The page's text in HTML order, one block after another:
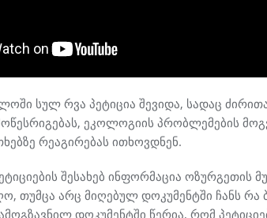
სულ რვა პეტიცია შევიდა, სადაც
ეკოლოგიის პრობლემების
რეაგირებას ითხოვდნენ.
შესახებ ინფორმაცია ოზურგეთის
თუმცა არც მიღებულ დოკუმენტში ჩანს რა
დოკუმენტში წერია, რომ